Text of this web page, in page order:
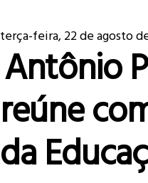
terça-feira, 22 de agosto
Antônio
reúne
da